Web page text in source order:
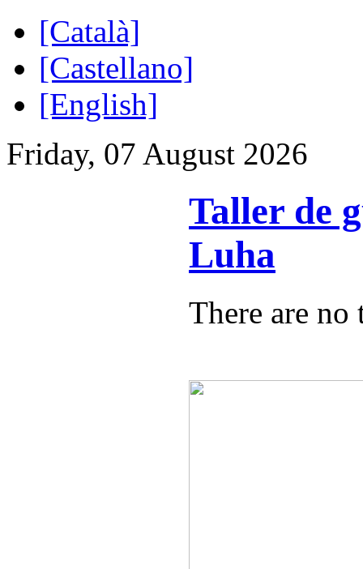
[Català]
[Castellano]
[English]
Friday, 07 August 2026
Taller de
Luha
There are no